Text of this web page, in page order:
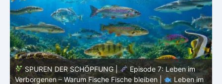
SPUREN DER SCHÖPFUNG |
Episode 6:
Fortpflanzung im offenen Raum – Ordnung ohne Nest |